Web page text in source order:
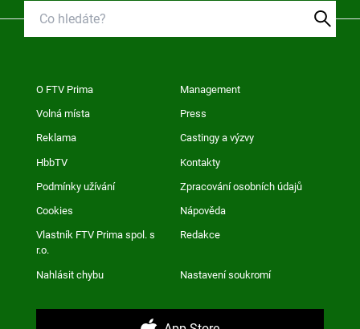
O FTV Prima Management
Volná místa Press
Reklama Castingy a výzvy
HbbTV Kontakty
Podmínky užívání Zpracování osobních údajů
Cookies Nápověda
Vlastník FTV Prima spol. s
r.o.
Redakce
Nahlásit chybu Nastavení soukromí